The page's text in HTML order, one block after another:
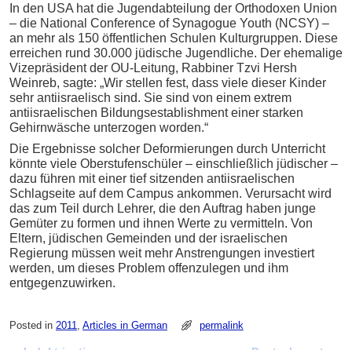
In den USA hat die Jugendabteilung der Orthodoxen Union
– die National Conference of Synagogue Youth (NCSY) –
an mehr als 150 öffentlichen Schulen Kulturgruppen. Diese
erreichen rund 30.000 jüdische Jugendliche. Der ehemalige
Vizepräsident der OU-Leitung, Rabbiner Tzvi Hersh
Weinreb, sagte: „Wir stellen fest, dass viele dieser Kinder
sehr antiisraelisch sind. Sie sind von einem extrem
antiisraelischen Bildungsestablishment einer starken
Gehirnwäsche unterzogen worden.“
Die Ergebnisse solcher Deformierungen durch Unterricht
könnte viele Oberstufenschüler – einschließlich jüdischer –
dazu führen mit einer tief sitzenden antiisraelischen
Schlagseite auf dem Campus ankommen. Verursacht wird
das zum Teil durch Lehrer, die den Auftrag haben junge
Gemüter zu formen und ihnen Werte zu vermitteln. Von
Eltern, jüdischen Gemeinden und der israelischen
Regierung müssen weit mehr Anstrengungen investiert
werden, um dieses Problem offenzulegen und ihm
entgegenzuwirken.
Posted in 2011 Articles in German permalink